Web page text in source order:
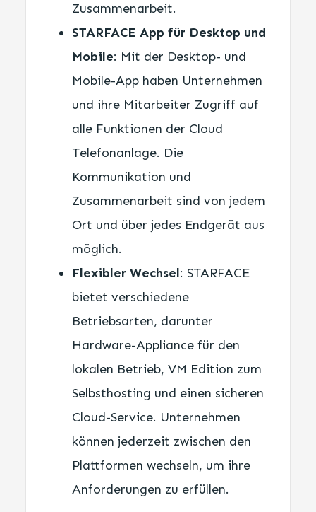
Zusammenarbeit.
STARFACE App für Desktop und
Mobile: Mit der Desktop- und
Mobile-App haben Unternehmen
und ihre Mitarbeiter Zugriff auf
alle Funktionen der Cloud
Telefonanlage. Die
Kommunikation und
Zusammenarbeit sind von jedem
Ort und über jedes Endgerät aus
möglich.
Flexibler Wechsel: STARFACE
bietet verschiedene
Betriebsarten, darunter
Hardware-Appliance für den
lokalen Betrieb, VM Edition zum
Selbsthosting und einen sicheren
Cloud-Service. Unternehmen
können jederzeit zwischen den
Plattformen wechseln, um ihre
Anforderungen zu erfüllen.